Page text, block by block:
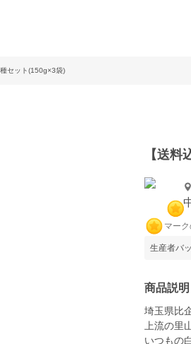
セット(150g×3袋)
【送
マー
生産者バ
商品説明
埼玉県比
上流の里
いつもの